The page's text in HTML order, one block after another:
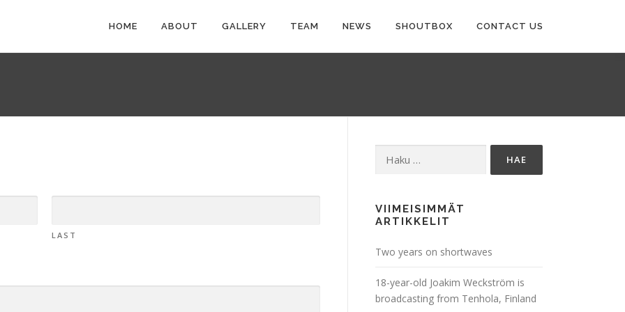
HOME ABOUT GALLERY TEAM NEWS SHOUTBOX CONTACT US
LAST
VIIMEISIMMÄT
ARTIKKELIT
Two years on shortwaves
18-year-old Joakim Weckström is
broadcasting from Tenhola, Finland